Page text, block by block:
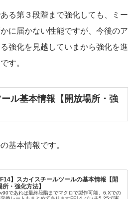
る第３段階まで強化しても、ミー
に届かない性能ですが、今後のア
強化を見越していまから強化を進
す。
ル基本情報【開放場所・強
基本情報です。
】スカイスチールツールの基本情報【開
所・強化方法】
であれば最終段階までマクロで製作可能、6.Xでの